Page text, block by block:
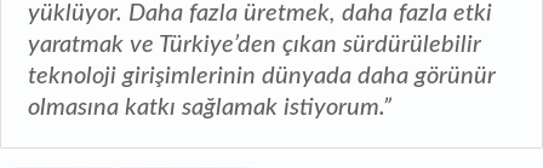
yüklüyor. Daha fazla üretmek, daha fazla etki
yaratmak ve Türkiye’den çıkan sürdürülebilir
teknoloji girişimlerinin dünyada daha görünür
olmasına katkı sağlamak istiyorum.”